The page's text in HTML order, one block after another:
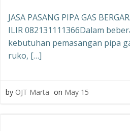
JASA PASANG PIPA GAS
ILIR 082131111366Dalam
kebutuhan pemasangan pipa
ruko, […]
by OJT Marta on May 15